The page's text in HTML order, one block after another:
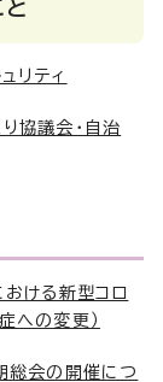
リティ
協議会・自治
おける新型コロ
への変更）
総会の開催につ